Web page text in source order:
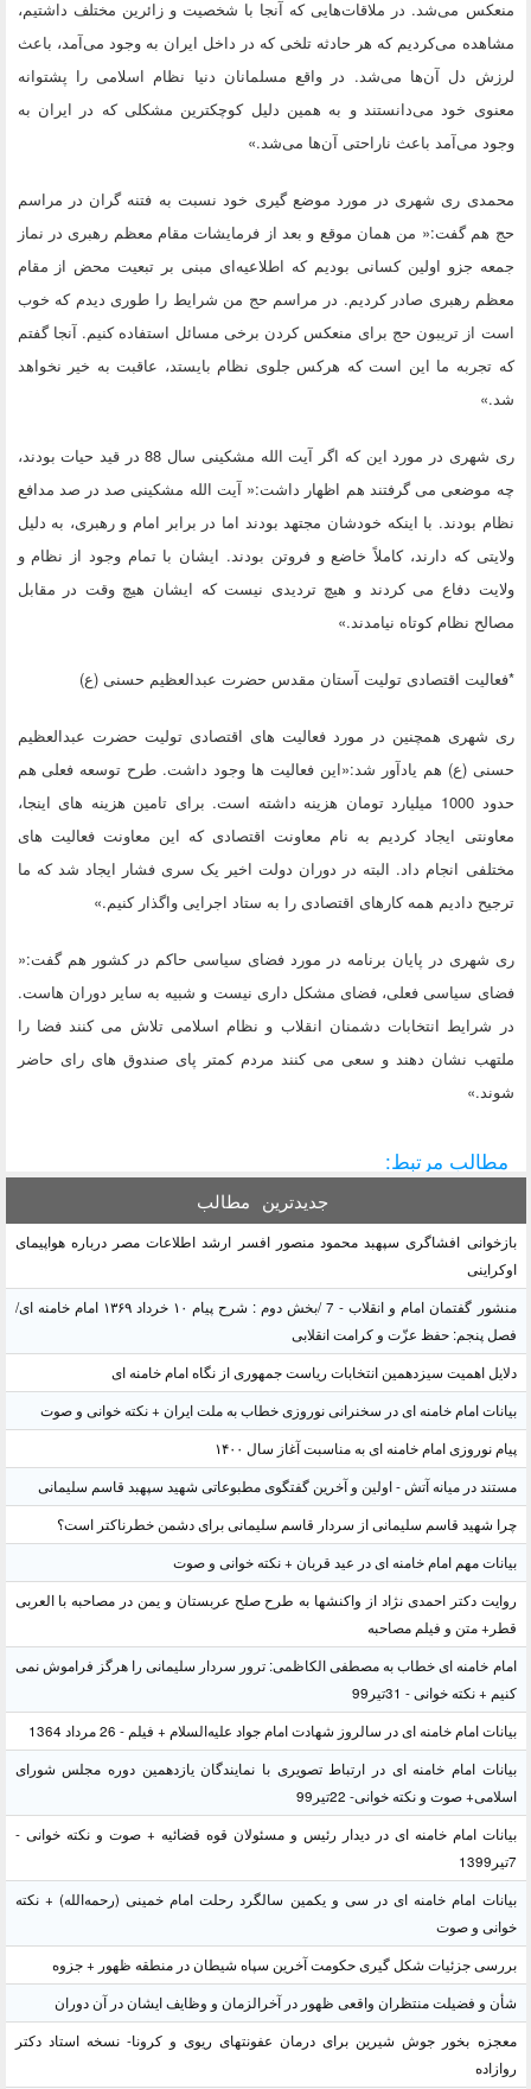
منعکس می‌شد. در ملاقات‌هایی که آنجا با شخصیت و زائرین مختلف داشتیم،
مشاهده می‌کردیم که هر حادثه تلخی که در داخل ایران به وجود می‌آمد، باعث
لرزش دل آن‌ها می‌شد. در واقع مسلمانان دنیا نظام اسلامی را پشتوانه
معنوی خود می‌دانستند و به همین دلیل کوچکترین مشکلی که در ایران به
وجود می‌آمد باعث ناراحتی آن‌ها می‌شد.»
محمدی ری شهری در مورد موضع گیری خود نسبت به فتنه گران در مراسم
حج هم گفت:« من همان موقع و بعد از فرمایشات مقام معظم رهبری در نماز
جمعه جزو اولین کسانی بودیم که اطلاعیه‌ای مبنی بر تبعیت محض از مقام
معظم رهبری صادر کردیم. در مراسم حج من شرایط را طوری دیدم که خوب
است از تریبون حج برای منعکس کردن برخی مسائل استفاده کنیم. آنجا گفتم
که تجربه ما این است که هرکس جلوی نظام بایستد، عاقبت به خیر نخواهد
شد.»
ری شهری در مورد این که اگر آیت الله مشکینی سال 88 در قید حیات بودند،
چه موضعی می گرفتند هم اظهار داشت:« آیت الله مشکینی صد در صد مدافع
نظام بودند. با اینکه خودشان مجتهد بودند اما در برابر امام و رهبری، به دلیل
ولایتی که دارند، کاملاً خاضع و فروتن بودند. ایشان با تمام وجود از نظام و
ولایت دفاع می کردند و هیچ تردیدی نیست که ایشان هیچ وقت در مقابل
مصالح نظام کوتاه نیامدند.»
*فعالیت اقتصادی تولیت آستان مقدس حضرت عبدالعظیم حسنی (ع)
ری شهری همچنین در مورد فعالیت های اقتصادی تولیت حضرت عبدالعظیم
حسنی (ع) هم یادآور شد:«این فعالیت ها وجود داشت. طرح توسعه فعلی هم
حدود 1000 میلیارد تومان هزینه داشته است. برای تامین هزینه های اینجا،
معاونتی ایجاد کردیم به نام معاونت اقتصادی که این معاونت فعالیت های
مختلفی انجام داد. البته در دوران دولت اخیر یک سری فشار ایجاد شد که ما
ترجیح دادیم همه کارهای اقتصادی را به ستاد اجرایی واگذار کنیم.»
ری شهری در پایان برنامه در مورد فضای سیاسی حاکم در کشور هم گفت:«
فضای سیاسی فعلی، فضای مشکل داری نیست و شبیه به سایر دوران هاست.
در شرایط انتخابات دشمنان انقلاب و نظام اسلامی تلاش می کنند فضا را
ملتهب نشان دهند و سعی می کنند مردم کمتر پای صندوق های رای حاضر
شوند.»
مطالب مرتبط:
جدیدترین مطالب
بازخوانی افشاگری سپهبد محمود منصور افسر ارشد اطلاعات مصر درباره هواپیمای
اوکراینی
منشور گفتمان امام و انقلاب - 7 /بخش دوم : شرح پیام ۱۰ خرداد ۱۳۶۹ امام خامنه ای/
فصل پنجم: حفظ عزّت و کرامت انقلابی
دلایل اهمیت سیزدهمین انتخابات ریاست جمهوری از نگاه امام خامنه ای
بیانات امام خامنه ای در سخنرانی نوروزی خطاب به ملت ایران + نکته خوانی و صوت
پیام نوروزی امام خامنه ای به مناسبت آغاز سال ۱۴۰۰
مستند در میانه آتش - اولین و آخرین گفتگوی مطبوعاتی شهید سپهبد قاسم سلیمانی
چرا شهید قاسم سلیمانی از سردار قاسم سلیمانی برای دشمن خطرناکتر است؟
بیانات مهم امام خامنه ای در عید قربان + نکته خوانی و صوت
روایت دکتر احمدی نژاد از واکنشها به طرح صلح عربستان و یمن در مصاحبه با العربی
قطر+ متن و فیلم مصاحبه
امام خامنه ای خطاب به مصطفی الکاظمی: ترور سردار سلیمانی را هرگز فراموش نمی
کنیم + نکته خوانی - 31تیر99
بیانات امام خامنه ای در سالروز شهادت امام جواد علیه‌السلام + فیلم - 26 مرداد 1364
بیانات امام خامنه ای در ارتباط تصویری با نمایندگان یازدهمین دوره مجلس شورای
اسلامی+ صوت و نکته خوانی- 22تیر99
بیانات امام خامنه ای در دیدار رئیس و مسئولان قوه قضائیه + صوت و نکته خوانی -
7تیر1399
بیانات امام خامنه ای در سی و یکمین سالگرد رحلت امام خمینی (رحمه‌الله) + نکته
خوانی و صوت
بررسی جزئیات شکل گیری حکومت آخرین سپاه شیطان در منطقه ظهور + جزوه
شأن و فضیلت منتظران واقعی ظهور در آخرالزمان و وظایف ایشان در آن دوران
معجزه بخور جوش شیرین برای درمان عفونتهای ریوی و کرونا- نسخه استاد دکتر
روازاده